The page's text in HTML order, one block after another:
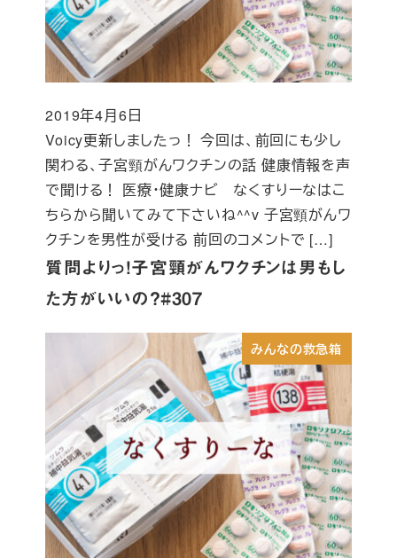
質問よりっ！子宮頸がんワクチンは男もし
た方がいいの？#307
Voicy更新しましたっ！ 今回は、前回にも少し
関わる、子宮頸がんワクチンの話 健康情報を声
で聞ける！ 医療・健康ナビ なくすりーなはこ
ちらから聞いてみて下さいね^^v 子宮頸がんワ
クチンを男性が受ける 前回のコメントで […]
投稿日
2019年4月6日
みんなの救急箱